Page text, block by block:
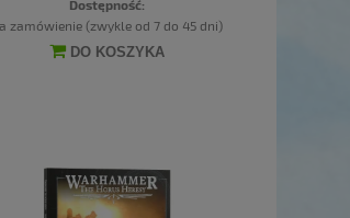
Dostępność:
zamówienie (zwykle od 7 do 45 dni)
DO KOSZYKA